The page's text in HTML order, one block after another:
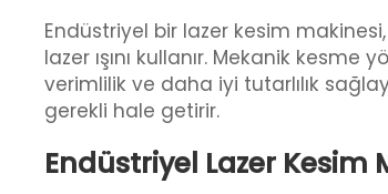
Endüstriyel bir lazer kesim
lazer ışını kullanır. Mekanik
verimlilik ve daha iyi tutarlılık
gerekli hale getirir.
Endüstriyel Lazer Kesim